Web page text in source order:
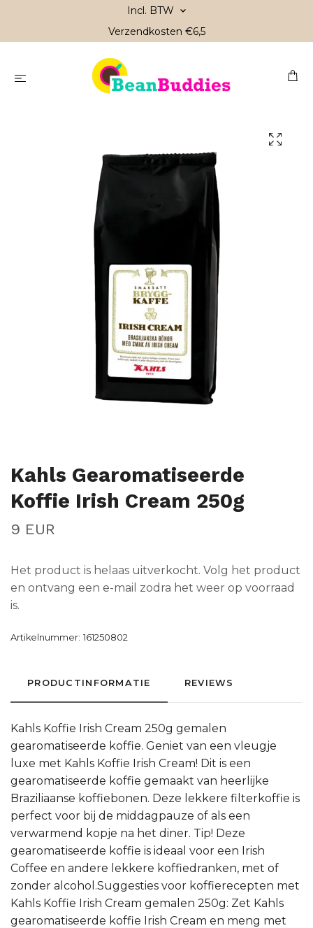
Incl. BTW
Verzendkosten €6,5
Kahls Gearomatiseerde
Koffie Irish Cream 250g
9 EUR
Het product is helaas uitverkocht. Volg het product
en ontvang een e-mail zodra het weer op voorraad
is.
Artikelnummer: 161250802
PRODUCTINFORMATIE REVIEWS
Kahls Koffie Irish Cream 250g gemalen
gearomatiseerde koffie. Geniet van een vleugje
luxe met Kahls Koffie Irish Cream! Dit is een
gearomatiseerde koffie gemaakt van heerlijke
Braziliaanse koffiebonen. Deze lekkere filterkoffie is
perfect voor bij de middagpauze of als een
verwarmend kopje na het diner. Tip! Deze
gearomatiseerde koffie is ideaal voor een Irish
Coffee en andere lekkere koffiedranken, met of
zonder alcohol.Suggesties voor koffierecepten met
Kahls Koffie Irish Cream gemalen 250g: Zet Kahls
gearomatiseerde koffie Irish Cream en meng met